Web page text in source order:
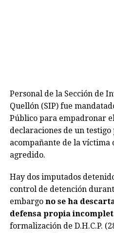
Personal de la Sección de
Quellón (SIP) fue
Público para empadronar
declaraciones de un
acompañante de la víctima
agredido.
Hay dos imputados
control de detención
embargo no se ha
defensa propia
formalización de D.H.C.P.